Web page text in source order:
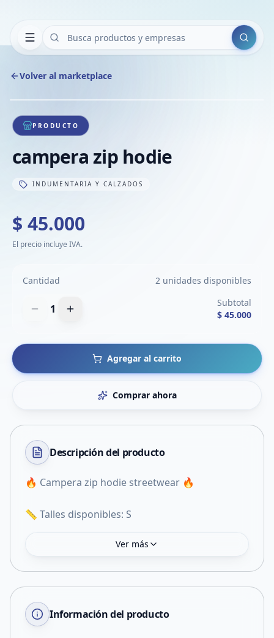
Buscar
Volver al marketplace
1/1
PRODUCTO
campera zip hodie
INDUMENTARIA Y CALZADOS
$ 45.000
El precio incluye IVA.
Cantidad 2 unidades disponibles
1
Subtotal
$ 45.000
Agregar al carrito
Comprar ahora
Descripción del producto
🔥 Campera zip hodie streetwear 🔥
📏 Talles disponibles: S
Ver más
Información del producto